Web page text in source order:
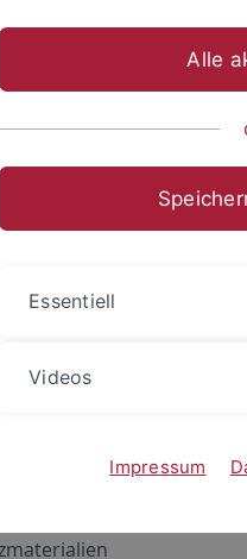
um sich anzumelden:
Netzwerk
Alle
Essentiell
Videos
Impressum